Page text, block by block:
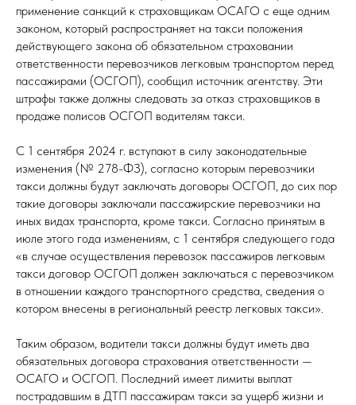
применение санкций к страховщикам ОСАГО с еще одним
законом, который распространяет на такси положения
действующего закона об обязательном страховании
ответственности перевозчиков легковым транспортом перед
пассажирами (ОСГОП), сообщил источник агентству. Эти
штрафы также должны следовать за отказ страховщиков в
продаже полисов ОСГОП водителям такси.
С 1 сентября 2024 г. вступают в силу законодательные
изменения (№ 278-ФЗ), согласно которым перевозчики
такси должны будут заключать договоры ОСГОП, до сих пор
такие договоры заключали пассажирские перевозчики на
иных видах транспорта, кроме такси. Согласно принятым в
июле этого года изменениям, с 1 сентября следующего года
«в случае осуществления перевозок пассажиров легковым
такси договор ОСГОП должен заключаться с перевозчиком
в отношении каждого транспортного средства, сведения о
котором внесены в региональный реестр легковых такси».
Таким образом, водители такси должны будут иметь два
обязательных договора страхования ответственности —
ОСАГО и ОСГОП. Последний имеет лимиты выплат
пострадавшим в ДТП пассажирам такси за ущерб жизни и